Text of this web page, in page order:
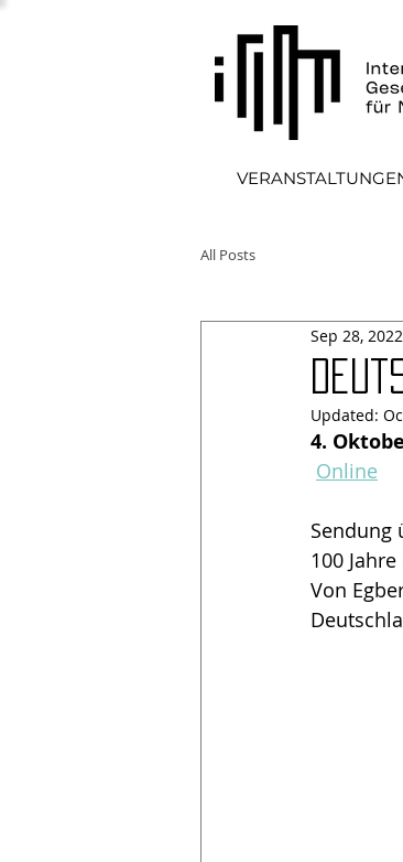
All Posts
Sep 28, 2022
Updated:
4.
Online
Sendung
100
Von